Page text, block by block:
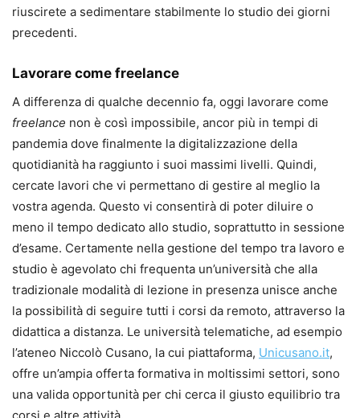
riuscirete a sedimentare stabilmente lo studio dei giorni
precedenti.
Lavorare come freelance
A differenza di qualche decennio fa, oggi lavorare come
freelance non è così impossibile, ancor più in tempi di
pandemia dove finalmente la digitalizzazione della
quotidianità ha raggiunto i suoi massimi livelli. Quindi,
cercate lavori che vi permettano di gestire al meglio la
vostra agenda. Questo vi consentirà di poter diluire o
meno il tempo dedicato allo studio, soprattutto in sessione
d’esame. Certamente nella gestione del tempo tra lavoro e
studio è agevolato chi frequenta un’università che alla
tradizionale modalità di lezione in presenza unisce anche
la possibilità di seguire tutti i corsi da remoto, attraverso la
didattica a distanza. Le università telematiche, ad esempio
l’ateneo Niccolò Cusano, la cui piattaforma, Unicusano.it,
offre un’ampia offerta formativa in moltissimi settori, sono
una valida opportunità per chi cerca il giusto equilibrio tra